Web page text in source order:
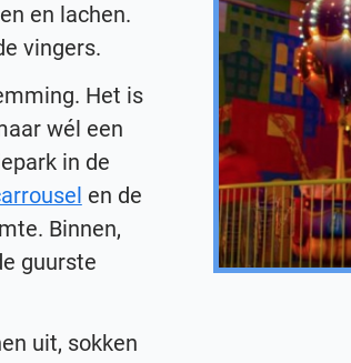
en lachen.
vingers.
Het is
wél een
in de
en de
Binnen,
guurste
uit, sokken